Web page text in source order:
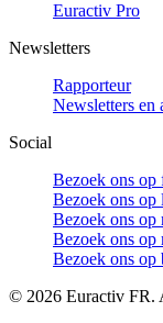
Euractiv Pro
Newsletters
Rapporteur
Newsletters en
Social
Bezoek ons op
Bezoek ons op
Bezoek ons op
Bezoek ons op
Bezoek ons op
© 2026 Euractiv FR.